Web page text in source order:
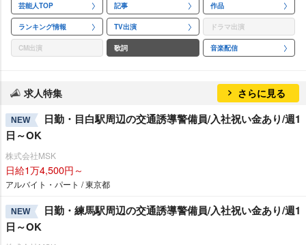
芸能人TOP 記事 作品
ランキング情報 TV出演 ドラマ出演
CM出演 歌詞 音楽配信
求人特集 さらに見る
NEW
日勤・目白駅周辺の交通誘導警備員/入社祝い金あり/週1
日～OK
株式会社MSK
日給1万4,500円～
アルバイト・パート / 東京都
NEW
日勤・練馬駅周辺の交通誘導警備員/入社祝い金あり/週1
日～OK